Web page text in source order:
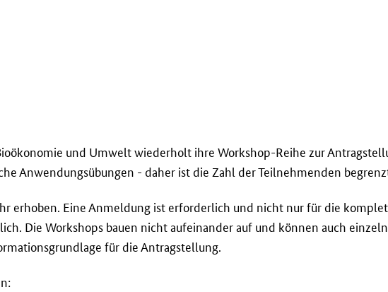
und Umwelt wiederholt ihre Workshop-Reihe zur
Anwendungsübungen - daher ist die Zahl der Teilnehmenden
erhoben. Eine Anmeldung ist erforderlich und nicht nur für die
Die Workshops bauen nicht aufeinander auf und können auch
für die Antragstellung.